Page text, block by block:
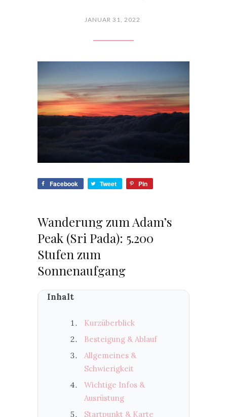
JANUAR 31, 2022
Facebook Tweet Pin
Wanderung zum Adam’s
Peak (Sri Pada): 5.200
Stufen zum
Sonnenaufgang
Inhalt
Kurzüberblick
Besteigung & Ablauf
Allgemeines &
Schwierigkeit
Wichtige Infos &
Ausrüstung
Startpunkt & Karte